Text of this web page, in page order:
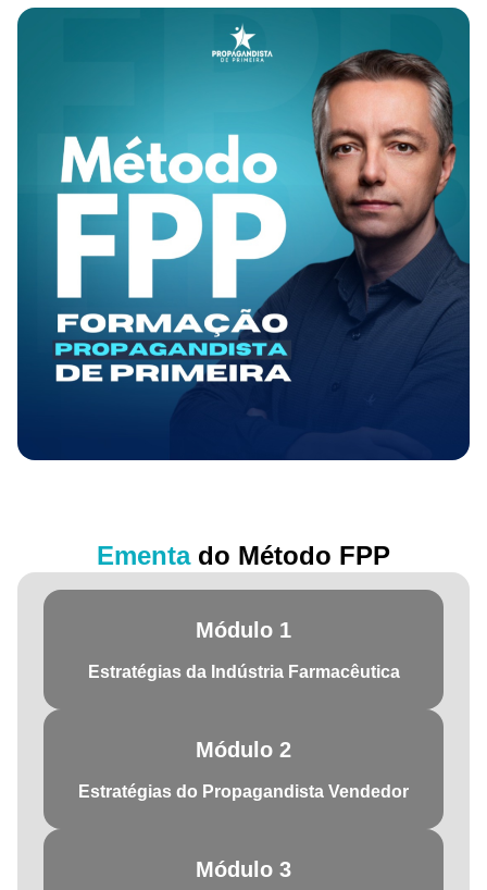
Ementado Método FPP
Módulo 1
Estratégias da Indústria Farmacêutica
Módulo 2
Estratégias do Propagandista Vendedor
Módulo 3